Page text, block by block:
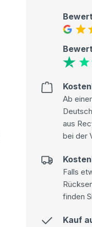
Ab
aus
bei der
Falls
finden
Kauf